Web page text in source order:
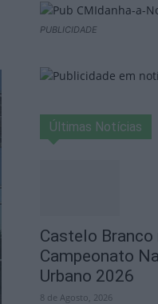
PUBLICIDADE
Últimas Notícias
Castelo Branco
Campeonato
Urbano 2026
8 de Agosto, 2026